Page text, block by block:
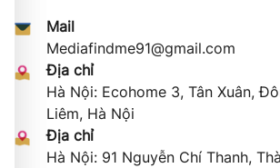
Mail
Mediafindme91@gmail.com
Địa chỉ
Hà Nội: Ecohome 3, Tân Xuân,
Liêm, Hà Nội
Địa chỉ
Hà Nội: 91 Nguyễn Chí Thanh,